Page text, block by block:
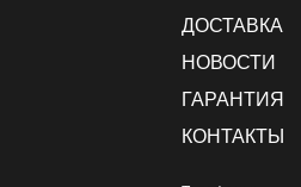
ДОСТАВКА
НОВОСТИ
ГАРАНТИЯ
КОНТАКТЫ